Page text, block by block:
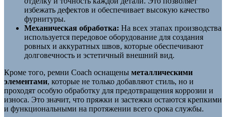
избежать дефектов и обеспечивает высокую качество
фурнитуры.
Механическая обработка: На всех этапах производства
используется передовое оборудование для создания
ровных и аккуратных швов, которые обеспечивают
долговечность и эстетичный внешний вид.
Кроме того, ремни Coach оснащены металлическими
элементами, которые не только добавляют стиль, но и
проходят особую обработку для предотвращения коррозии и
износа. Это значит, что пряжки и застежки остаются крепкими
и функциональными на протяжении всего срока службы.